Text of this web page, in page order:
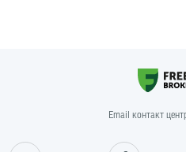
Email контакт